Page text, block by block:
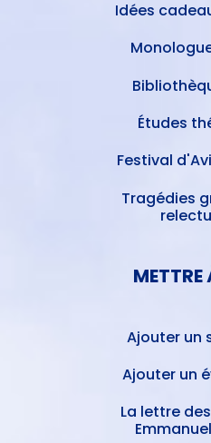
Idées
Études
Festival
Tragédies
METTRE
Ajouter un
Ajouter un
La lettre